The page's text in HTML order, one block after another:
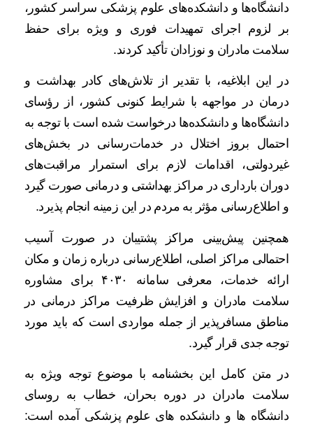
دانشگاه‌ها و دانشکده‌های علوم پزشکی سراسر کشور،
بر لزوم اجرای تمهیدات فوری و ویژه برای حفظ
سلامت مادران و نوزادان تأکید کردند.
در این ابلاغیه، با تقدیر از تلاش‌های کادر بهداشت و
درمان در مواجهه با شرایط کنونی کشور، از رؤسای
دانشگاه‌ها و دانشکده‌ها درخواست شده است با توجه به
احتمال بروز اختلال در خدمات‌رسانی در بخش‌های
غیردولتی، اقدامات لازم برای استمرار مراقبت‌های
دوران بارداری در مراکز بهداشتی و درمانی صورت گیرد
و اطلاع‌رسانی مؤثر به مردم در این زمینه انجام پذیرد.
همچنین پیش‌بینی مراکز پشتیبان در صورت آسیب
احتمالی مراکز اصلی، اطلاع‌رسانی درباره زمان و مکان
ارائه خدمات، معرفی سامانه ۴۰۳۰ برای مشاوره
سلامت مادران و افزایش ظرفیت مراکز درمانی در
مناطق مسافرپذیر از جمله مواردی است که باید مورد
توجه جدی قرار گیرد.
در متن کامل این بخشنامه با موضوع توجه ویژه به
سلامت مادران در دوره بحران، خطاب به روسای
دانشگاه ها و دانشکده های علوم پزشکی آمده است: